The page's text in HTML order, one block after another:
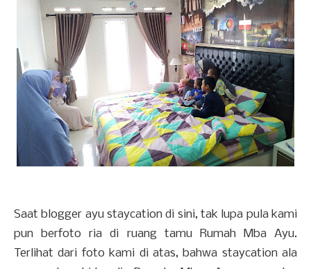
Saat blogger ayu staycation di sini, tak lupa pula kami
pun berfoto ria di ruang tamu Rumah Mba Ayu.
Terlihat dari foto kami di atas, bahwa staycation ala